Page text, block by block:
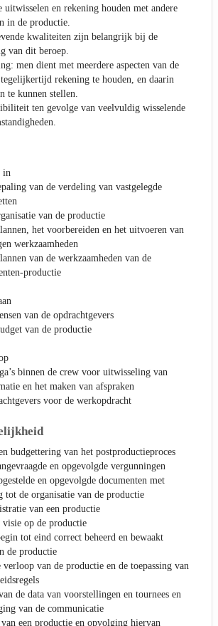
uitwisselen en rekening houden met andere
in de productie.
kwaliteiten zijn belangrijk bij de
van dit beroep.
men dient met meerdere aspecten van de
rekening te houden, en daarin
te kunnen stellen.
ten gevolge van veelvuldig wisselende
in
van de verdeling van vastgelegde
van de productie
het voorbereiden en het uitvoeren van
werkzaamheden
van de werkzaamheden van de
productie
van de opdrachtgevers
van de productie
binnen de crew voor uitwisseling van
en het maken van afspraken
voor de werkopdracht
budgettering van het postproductieproces
en opgevolgde vergunningen
en opgevolgde documenten met
tot de organisatie van de productie
van een productie
visie op de productie
tot eind correct beheerd en bewaakt
de productie
verloop van de productie en de toepassing van
de data van voorstellingen en tournees en
van de communicatie
een productie en opvolging hiervan